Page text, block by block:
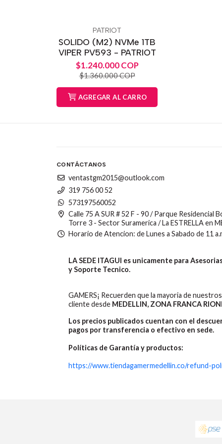
PATRIOT
SOLIDO (M2) NVMe 1TB
VIPER PV593 - PATRIOT
$1.240.000 COP
$1.360.000 COP
AGREGAR AL CARRO
CONTÁCTANOS
ventastgm2015@outlook.com
319 756 00 52
573197560052
Calle 75 A SUR # 52 F - 90 / Parque Residencial
Torre 3 - Sector Suramerica / La ESTRELLA en
Horario de Atencion: de Lunes a Sabado de 11
LA SEDE ITAGUI es unicamente para
y Soporte Tecnico.
GAMERS¡ Recuerden que la mayoria de
cliente desde MEDELLIN, ZONA FRANCA
Los precios publicados cuentan con el
pagos por transferencia o efectivo en sede.
Políticas de Garantía y productos:
https://www.tiendagamermedellin.co/refund-